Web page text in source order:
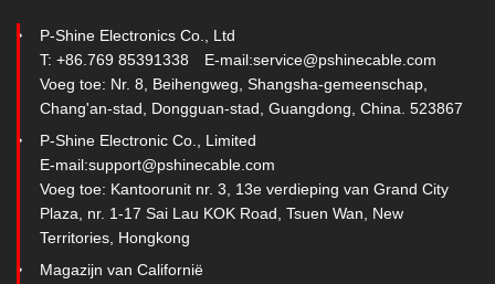
P-Shine Electronics Co., Ltd
T: +86.769 85391338
E-mail:service@pshinecable.com
Voeg toe: Nr. 8, Beihengweg, Shangsha-gemeenschap,
Chang'an-stad, Dongguan-stad, Guangdong, China. 523867
P-Shine Electronic Co., Limited
E-mail:support@pshinecable.com
Voeg toe: Kantoorunit nr. 3, 13e verdieping van Grand City
Plaza, nr. 1-17 Sai Lau KOK Road, Tsuen Wan, New
Territories, Hongkong
Magazijn van Californië